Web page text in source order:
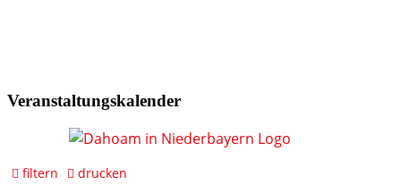
Veranstaltungskalender